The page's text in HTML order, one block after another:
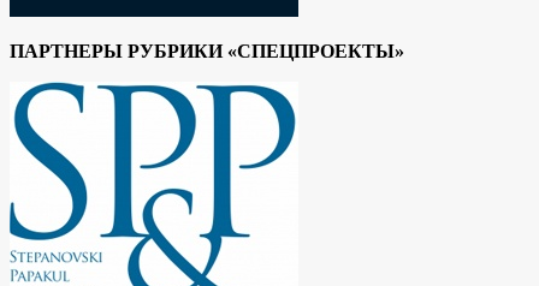
ПАРТНЕРЫ РУБРИКИ «СПЕЦПРОЕКТЫ»